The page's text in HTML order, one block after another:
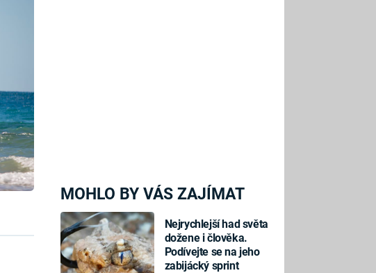
MOHLO BY VÁS ZAJÍMAT
Nejrychlejší had světa
dožene i člověka.
Podívejte se na jeho
zabijácký sprint